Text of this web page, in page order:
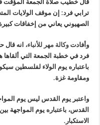
قال خطيب صلاة الجمعة المؤقت
ترابي فرد: إن موقف الولايات
الصهيوني يعاني من إخفاقات كبيرة
وأفادتوكالة مهر للأنباء، انه قال
فرد في خطبة الجمعة التي
باعتباره يوم الولاء لفلسطين
ومقاومة غزة.
واعتبر يوم القدس ليس يوم
القدس، باعتباره يوم المواجهة
الاستكبار.